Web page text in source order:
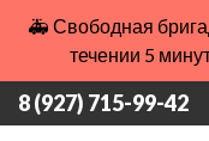
🚑 Свободная
течении 5
8 (927) 715-99-42